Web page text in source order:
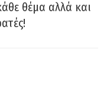
θέμα αλλά και